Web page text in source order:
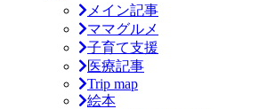
メイン記事
ママグルメ
子育て支援
医療記事
Trip map
絵本